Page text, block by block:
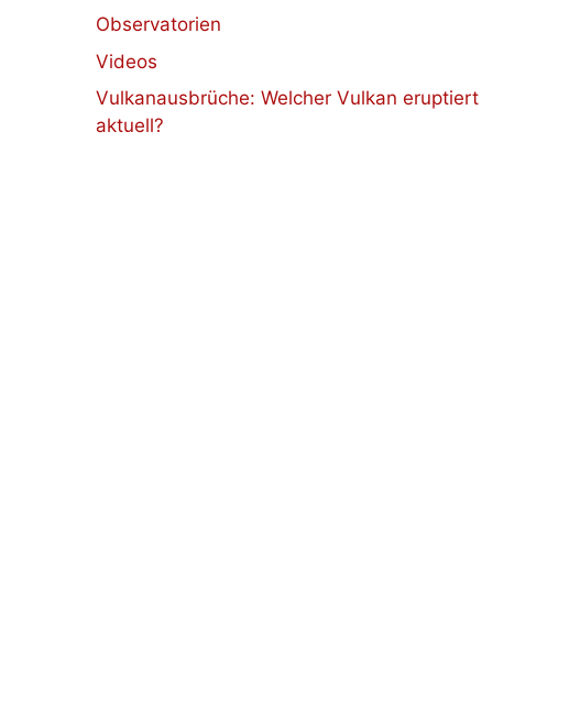
Observatorien
Videos
Vulkanausbrüche: Welcher Vulkan eruptiert
aktuell?